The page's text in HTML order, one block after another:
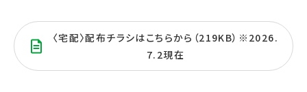
〈宅配〉配布チラシはこちらから（219KB）※2026.
7.2現在